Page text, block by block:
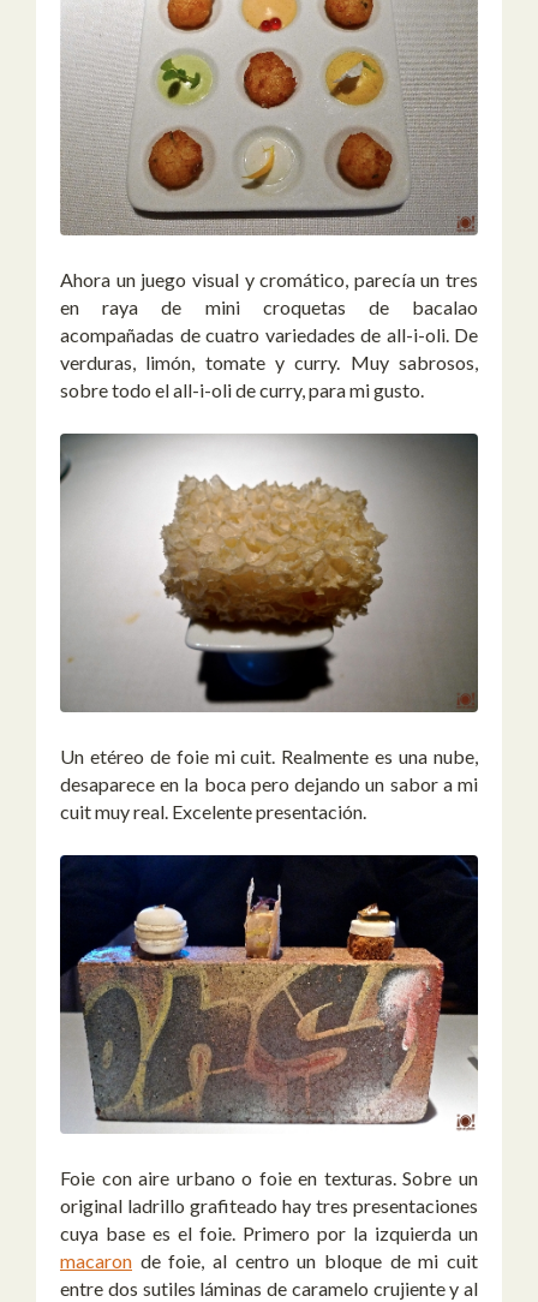
Ahora un juego visual y cromático, parecía un tres
en raya de mini croquetas de bacalao
acompañadas de cuatro variedades de all-i-oli. De
verduras, limón, tomate y curry. Muy sabrosos,
sobre todo el all-i-oli de curry, para mi gusto.
Un etéreo de foie mi cuit. Realmente es una nube,
desaparece en la boca pero dejando un sabor a mi
cuit muy real. Excelente presentación.
Foie con aire urbano o foie en texturas. Sobre un
original ladrillo grafiteado hay tres presentaciones
cuya base es el foie. Primero por la izquierda un
macaron de foie, al centro un bloque de mi cuit
entre dos sutiles láminas de caramelo crujiente y al